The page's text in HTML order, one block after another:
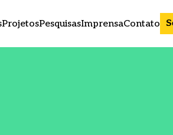
ProjetosPesquisasImprensaContato